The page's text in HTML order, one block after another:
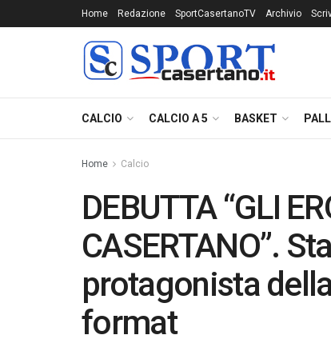
Home Redazione SportCasertanoTV Archivio
CALCIO CALCIO A 5 BASKET
Home Calcio
DEBUTTA “GLI
CASERTANO”.
protagonista
format